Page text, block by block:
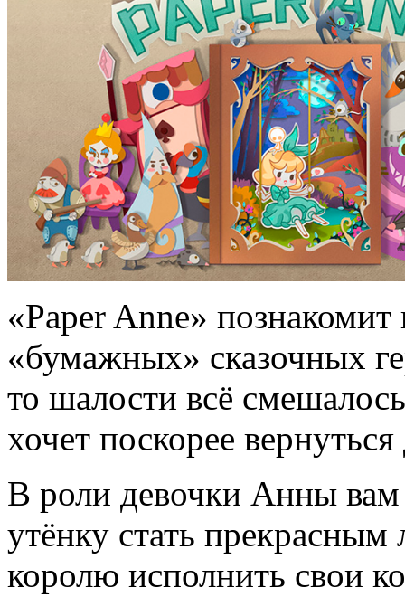
«Paper Anne»
«бумажных» сказочных
то шалости всё
хочет поскорее
В роли девочки Анны вам
утёнку стать
королю исполнить свои